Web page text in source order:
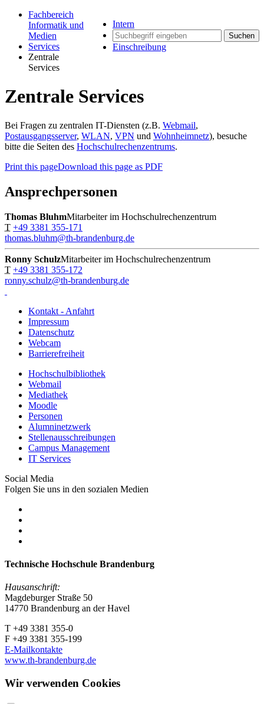
Intern
Suchen
Einschreibung
Fachbereich
Informatik und
Medien
Services
Zentrale
Services
Zentrale Services
Bei Fragen zu zentralen IT-Diensten (z.B. Webmail,
Postausgangsserver, WLAN, VPN und Wohnheimnetz), besuche
bitte die Seiten des Hochschulrechenzentrums.
Print this pageDownload this page as PDF
Ansprechpersonen
Thomas BluhmMitarbeiter im Hochschulrechenzentrum
T +49 3381 355-171
thomas.bluhm@th-brandenburg.de
Ronny SchulzMitarbeiter im Hochschulrechenzentrum
T +49 3381 355-172
ronny.schulz@th-brandenburg.de
Kontakt - Anfahrt
Impressum
Datenschutz
Webcam
Barrierefreiheit
Hochschulbibliothek
Webmail
Mediathek
Moodle
Personen
Alumninetzwerk
Stellenausschreibungen
Campus Management
IT Services
Social Media
Folgen Sie uns in den sozialen Medien
Technische Hochschule Brandenburg
Hausanschrift:
Magdeburger Straße 50
14770 Brandenburg an der Havel
T +49 3381 355-0
F +49 3381 355-199
E-Mailkontakte
www.th-brandenburg.de
Wir verwenden Cookies